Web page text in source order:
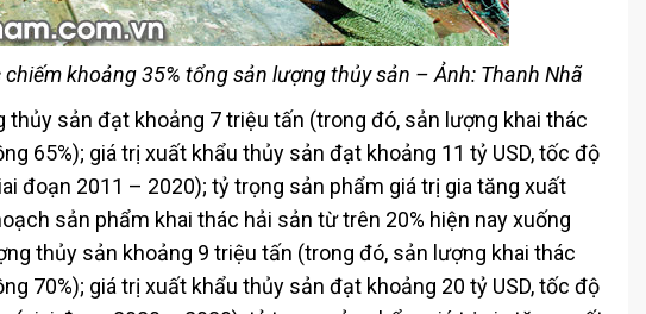
khoảng 35% tổng sản lượng thủy sản – Ảnh: Thanh Nhã
thủy sản đạt khoảng 7 triệu tấn (trong đó, sản lượng khai thác
65%); giá trị xuất khẩu thủy sản đạt khoảng 11 tỷ USD, tốc độ
đoạn 2011 – 2020); tỷ trọng sản phẩm giá trị gia tăng xuất
sản phẩm khai thác hải sản từ trên 20% hiện nay xuống
thủy sản khoảng 9 triệu tấn (trong đó, sản lượng khai thác
70%); giá trị xuất khẩu thủy sản đạt khoảng 20 tỷ USD, tốc độ